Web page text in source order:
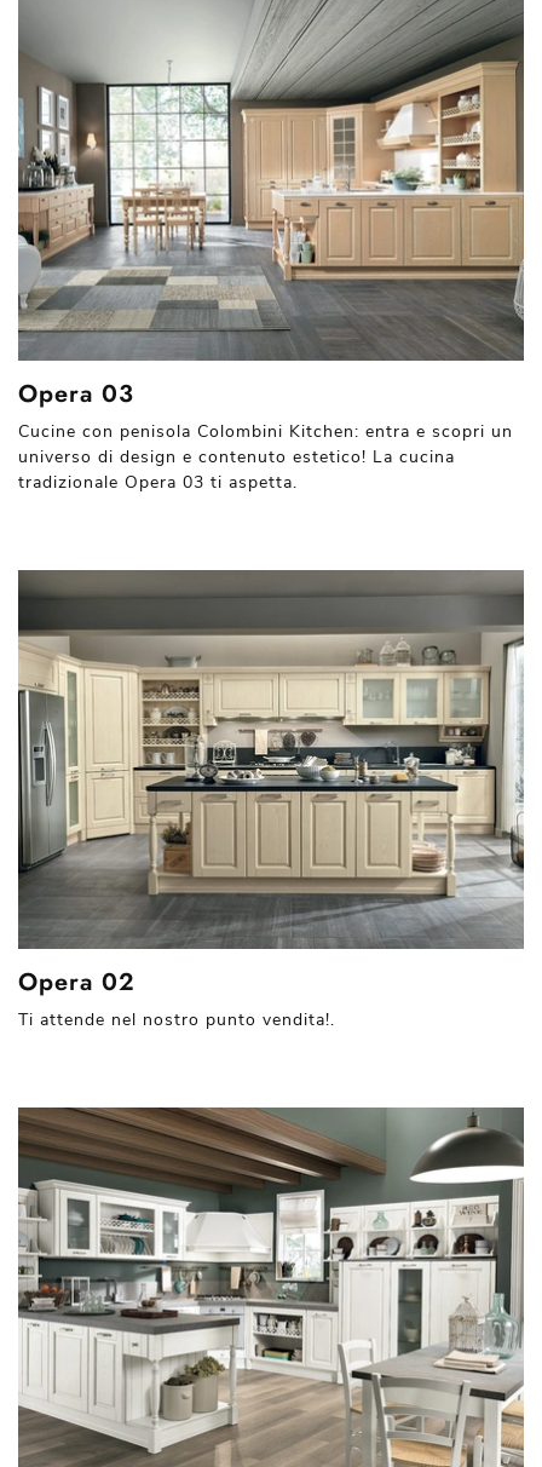
Opera 03
Cucine con penisola Colombini Kitchen: entra e scopri un
universo di design e contenuto estetico! La cucina
tradizionale Opera 03 ti aspetta.
Opera 02
Ti attende nel nostro punto vendita!.